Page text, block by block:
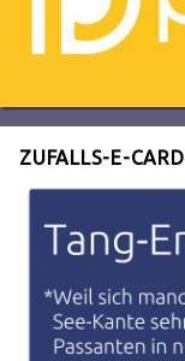
ZUFALLS-E-CARD